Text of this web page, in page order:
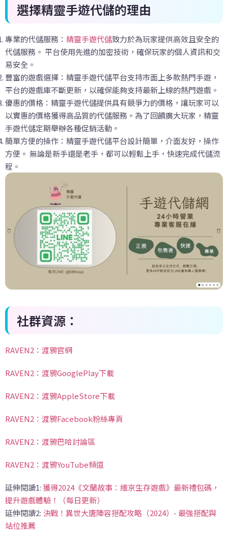
選擇精靈手遊代儲的理由
專業的代儲服務： 精靈手遊代儲致力於為玩家提供高效且安全的
代儲服務。 平台使用先進的加密技術，確保玩家的個人資訊和交
易安全。
豐富的遊戲選擇：精靈手遊代儲平台支持市面上多款熱門手遊，
平台的遊戲庫不斷更新，以確保能夠支持最新上線的熱門遊戲。
優惠的價格：精靈手遊代儲提供具有競爭力的價格，讓玩家可以
以實惠的價格獲得高品質的代儲服務。為了回饋廣大玩家，精靈
手遊代儲定期舉辦各種促銷活動。
簡單方便的操作：精靈手遊代儲平台設計簡單，介面友好，操作
方便。 無論是新手還是老手，都可以輕鬆上手，快速完成代儲流
程。
社群資源：
RAVEN2：渡鴉官網
RAVEN2：渡鴉GooglePlay下載
RAVEN2：渡鴉AppleStore下載
RAVEN2：渡鴉Facebook粉絲專頁
RAVEN2：渡鴉巴哈討論區
RAVEN2：渡鴉YouTube頻道
延伸閱讀1: 獲得2024《文蘭故事：維京生存遊戲》最新禮包碼，
提升遊戲體驗！（每日更新）
延伸閱讀2: 決戰！異世大唐陣容搭配攻略（2024）- 最強搭配與
站位推薦